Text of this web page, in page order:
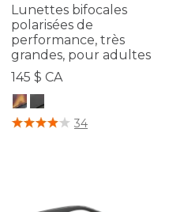
Lunettes bifocales
polarisées de
performance, très
grandes, pour adultes
145 $ CA
4,9 sur 5 Évaluation des clients
34